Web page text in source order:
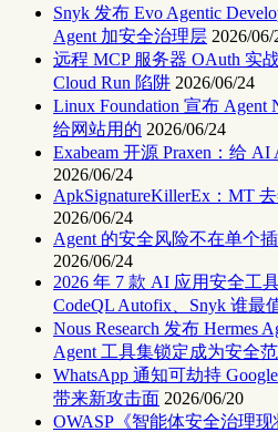
Snyk 发布 Evo Agentic
Agent 加安全治理层 2026/06/
远程 MCP 服务器 OAuth 实
Cloud Run 陷阱 2026/06/24
Linux Foundation 宣布 Agent
给网站用的 2026/06/24
Exabeam 开源 Praxen：给
2026/06/24
ApkSignatureKillerEx：MT
2026/06/24
Agent 的安全风险不在单个
2026/06/24
2026 年 7 款 AI 应用安全工
CodeQL Autofix、Snyk 谁最
Nous Research 发布 Hermes
Agent 工具集锁定成为安全
WhatsApp 通知可劫持
带来新攻击面 2026/06/20
OWASP《智能体安全治理